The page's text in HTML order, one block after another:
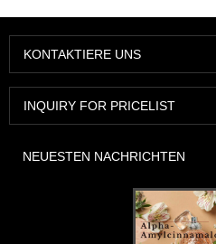
KONTAKTIERE UNS
INQUIRY FOR PRICELIST
NEUESTEN NACHRICHTEN